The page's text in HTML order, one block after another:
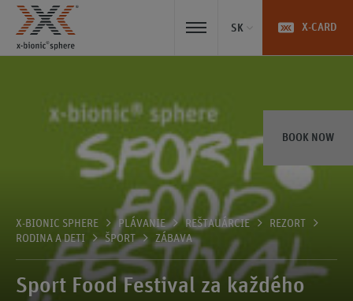
SK
BOOK NOW
X-CARD
X-BIONIC SPHERE PLÁVANIE REŠTAUÁRCIE
REZORT
RODINA A DETI
ŠPORT ZÁBAVA
Sport Food Festival za každého